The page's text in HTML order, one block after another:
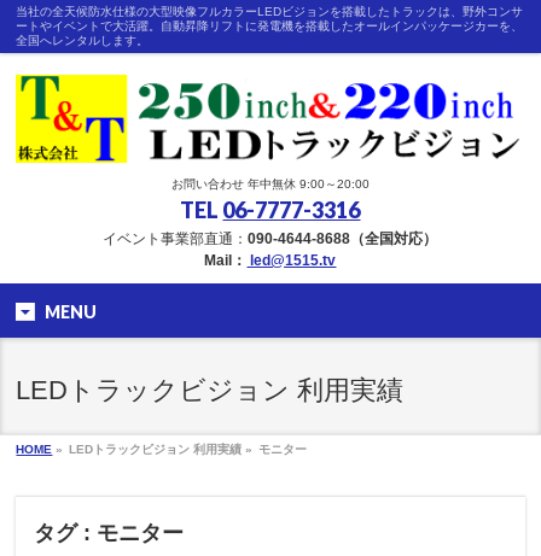
当社の全天候防水仕様の大型映像フルカラーLEDビジョンを搭載したトラックは、野外コンサ
ートやイベントで大活躍。自動昇降リフトに発電機を搭載したオールインパッケージカーを、
全国へレンタルします。
お問い合わせ 年中無休 9:00～20:00
TEL 06-7777-3316
イベント事業部直通：090-4644-8688（全国対応）
Mail：
led@1515.tv
MENU
LEDトラックビジョン 利用実績
HOME » LEDトラックビジョン 利用実績 » モニター
タグ : モニター